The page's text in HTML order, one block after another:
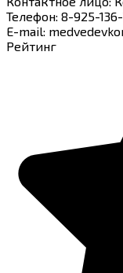
Телефон: 8-925-
E-mail:
Рейтинг